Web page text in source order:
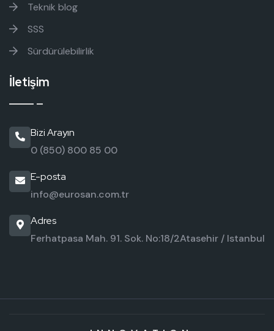
Teknik blog
SSS
Sürdürülebilirlik
İletişim
Bizi Arayın
0 (850) 800 85 00
E-posta
info@eurosan.com.tr
Adres
Ferhatpasa Mah. 91. Sok. No:18/2Atasehir / Istanbul